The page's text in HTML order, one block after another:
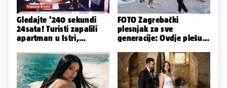
Gledajte '240 sekundi
24sata! Turisti zapalili
apartman u Istri,
završena'
FOTO Zagrebački
plesnjak za sve
generacije: Ovdje plešu